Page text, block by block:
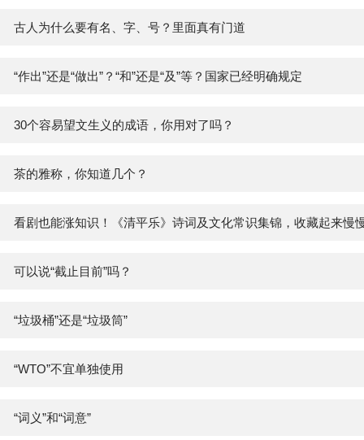
古人为什么要有名、字、号？里面真有门道
“作出”还是“做出”？“和”还是“及”等？国家已经明确规定
30个容易望文生义的成语，你用对了吗？
茶的雅称，你知道几个？
看剧也能涨知识！《清平乐》诗词及文化常识集锦，收藏起来慢
可以说“截止目前”吗？
“垃圾桶”还是“垃圾筒”
“WTO”不宜单独使用
“词义”和“词意”